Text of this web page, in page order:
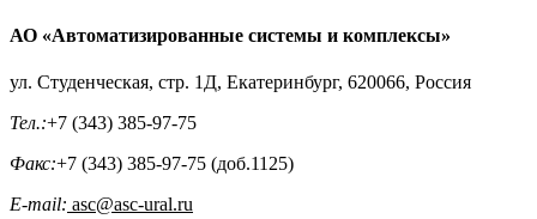
АО «Автоматизированные системы и комплексы»
ул. Студенческая, стр. 1Д, Екатеринбург, 620066, Россия
Тел.:+7 (343) 385-97-75
Факс:+7 (343) 385-97-75 (доб.1125)
E-mail: asc@asc-ural.ru